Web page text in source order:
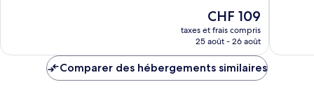
Le
nouveau
prix
de
CHF 109
taxes et frais compris
25 août - 26 août
Comparer des hébergements similaires